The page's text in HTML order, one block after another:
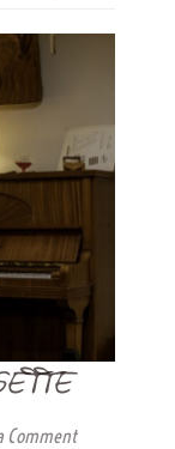
Comment